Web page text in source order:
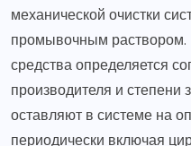
механической очистки
промывочным раствором.
средства определяется
производителя и степени
оставляют в системе на
периодически включая